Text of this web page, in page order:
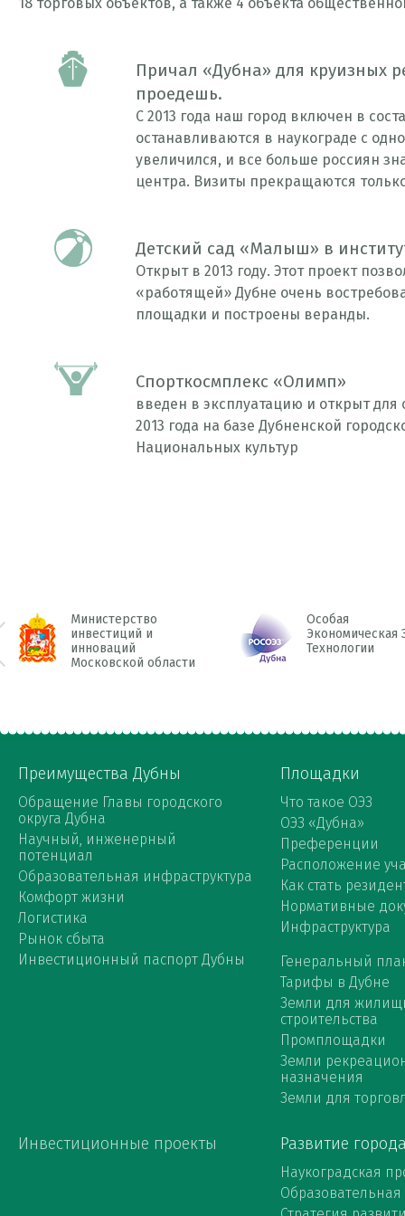
18 торговых объектов, а также 4 объекта
Причал «Дубна» для круизных
проедешь.
С 2013 года наш город включен в
останавливаются в наукограде с
увеличился, и все больше россиян
центра. Визиты прекращаются
Детский сад «Малыш» в
Открыт в 2013 году. Этот проект
«работящей» Дубне очень
площадки и построены веранды.
Спорткосмплекс «Олимп»
введен в эксплуатацию и открыт
2013 года на базе Дубненской
Национальных культур
Министерство
инвестиций и
инноваций
Московской области
Особая
Экономическая
Технологии
Преимущества Дубны
Обращение Главы городского
округа Дубна
Научный, инженерный
потенциал
Образовательная инфраструктура
Комфорт жизни
Логистика
Рынок сбыта
Инвестиционный паспорт Дубны
Площадки
Что такое ОЭЗ
ОЭЗ «Дубна»
Преференции
Расположение
Как стать
Нормативные
Инфраструктура
Генеральный
Тарифы в Дубне
Земли для
строительства
Промплощадки
Земли
назначения
Земли для
Инвестиционные проекты Развитие
Наукоградская